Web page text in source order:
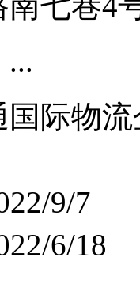
...
国际物
9/7
6/18